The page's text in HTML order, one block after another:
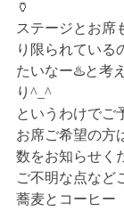
🏺
ステージとお席
り限られている
たいなー♨️と考
り^_^
というわけでご
お席ご希望の方
数をお知らせく
ご不明な点など
蕎麦とコーヒー